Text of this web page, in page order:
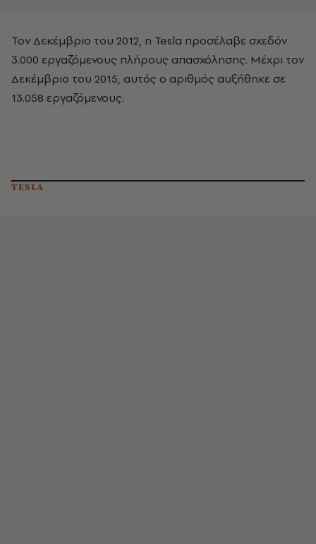
Τον Δεκέμβριο του 2012, η Tesla προσέλαβε σχεδόν
3.000 εργαζόμενους πλήρους απασχόλησης. Μέχρι τον
Δεκέμβριο του 2015, αυτός ο αριθμός αυξήθηκε σε
13.058 εργαζόμενους.
TESLA